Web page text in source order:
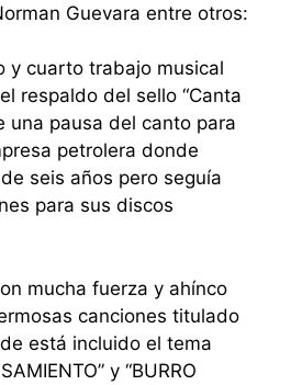
Guevara entre otros:
y cuarto trabajo musical
respaldo del sello “Canta
una pausa del canto para
petrolera donde
seis años pero seguía
para sus discos
mucha fuerza y ahínco
canciones titulado
está incluido el tema
y “BURRO